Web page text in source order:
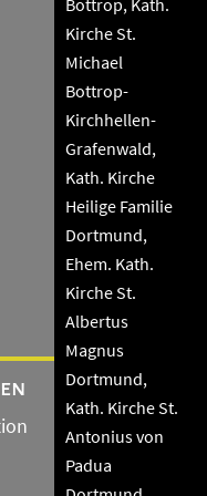
Bottrop, Kath.
Kirche St.
Michael
Bottrop-
Kirchhellen-
Grafenwald,
Kath. Kirche
Heilige Familie
Dortmund,
Ehem. Kath.
Kirche St.
Albertus
Magnus
Dortmund,
Kath. Kirche St.
Antonius von
Padua